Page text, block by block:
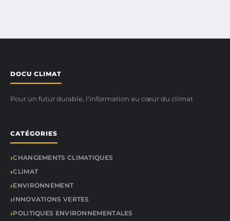
DOCU CLIMAT
Pour un futur durable, l'information au cœur du climat
CATÉGORIES
CHANGEMENTS CLIMATIQUES
CLIMAT
ENVIRONNEMENT
INNOVATIONS VERTES
POLITIQUES ENVIRONNEMENTALES